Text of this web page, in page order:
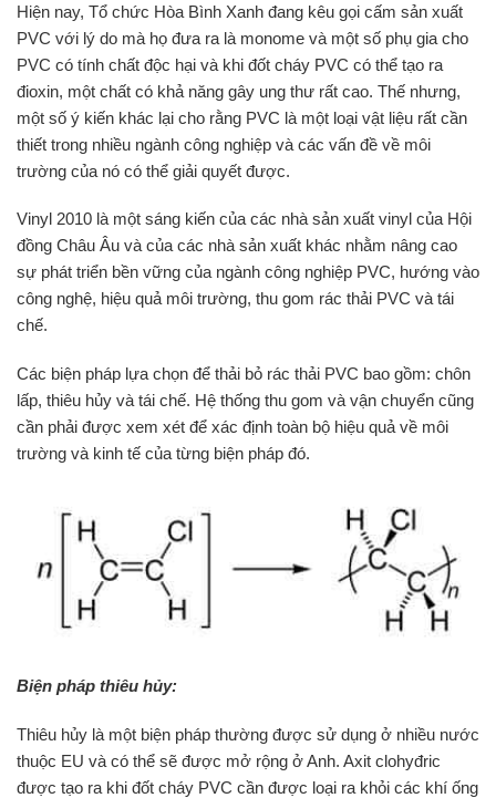
Hiện nay, Tổ chức Hòa Bình Xanh đang kêu gọi cấm sản xuất
PVC với lý do mà họ đưa ra là monome và một số phụ gia cho
PVC có tính chất độc hại và khi đốt cháy PVC có thể tạo ra
đioxin, một chất có khả năng gây ung thư rất cao. Thế nhưng,
một số ý kiến khác lại cho rằng PVC là một loại vật liệu rất cần
thiết trong nhiều ngành công nghiệp và các vấn đề về môi
trường của nó có thể giải quyết được.
Vinyl 2010 là một sáng kiến của các nhà sản xuất vinyl của Hội
đồng Châu Âu và của các nhà sản xuất khác nhằm nâng cao
sự phát triển bền vững của ngành công nghiệp PVC, hướng vào
công nghệ, hiệu quả môi trường, thu gom rác thải PVC và tái
chế.
Các biện pháp lựa chọn để thải bỏ rác thải PVC bao gồm: chôn
lấp, thiêu hủy và tái chế. Hệ thống thu gom và vận chuyển cũng
cần phải được xem xét để xác định toàn bộ hiệu quả về môi
trường và kinh tế của từng biện pháp đó.
Biện pháp thiêu hủy:
Thiêu hủy là một biện pháp thường được sử dụng ở nhiều nước
thuộc EU và có thể sẽ được mở rộng ở Anh. Axit clohyđric
được tạo ra khi đốt cháy PVC cần được loại ra khỏi các khí ống